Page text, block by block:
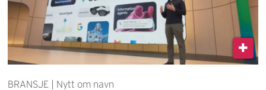
BRANSJE | Nytt om navn